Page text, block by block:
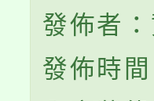
發佈者
發佈時